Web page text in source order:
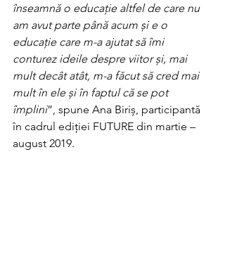
înseamnă o educație altfel de care nu
am avut parte până acum și e o
educație care m-a ajutat să îmi
conturez ideile despre viitor și, mai
mult decât atât, m-a făcut să cred mai
mult în ele și în faptul că se pot
împlini”, spune Ana Biriș, participantă
în cadrul ediției FUTURE din martie –
august 2019.